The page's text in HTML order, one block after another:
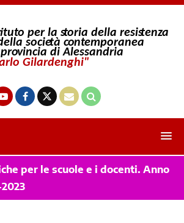
per le scuole e i docenti. Anno